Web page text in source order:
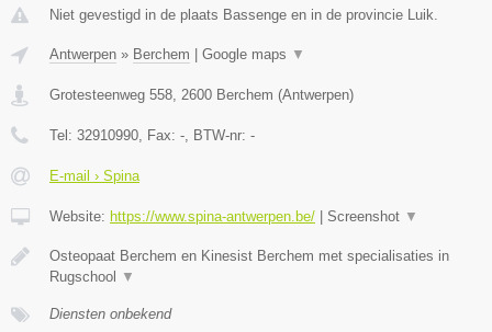
Niet gevestigd in de plaats Bassenge en in de provincie Luik.
Antwerpen » Berchem Google maps ▼
Grotesteenweg 558 2600 Berchem (Antwerpen)
Tel: 32910990 , Fax: - , BTW-nr: -
E-mail › Spina
Website: https://www.spina-antwerpen.be/ Screenshot ▼
Osteopaat Berchem en Kinesist Berchem met specialisaties in
Rugschool
▼
Diensten onbekend